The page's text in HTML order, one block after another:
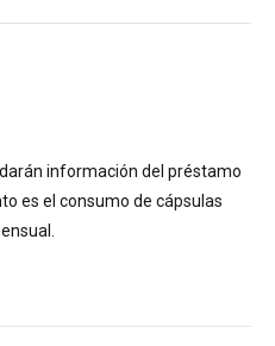
información del préstamo
es el consumo de cápsulas